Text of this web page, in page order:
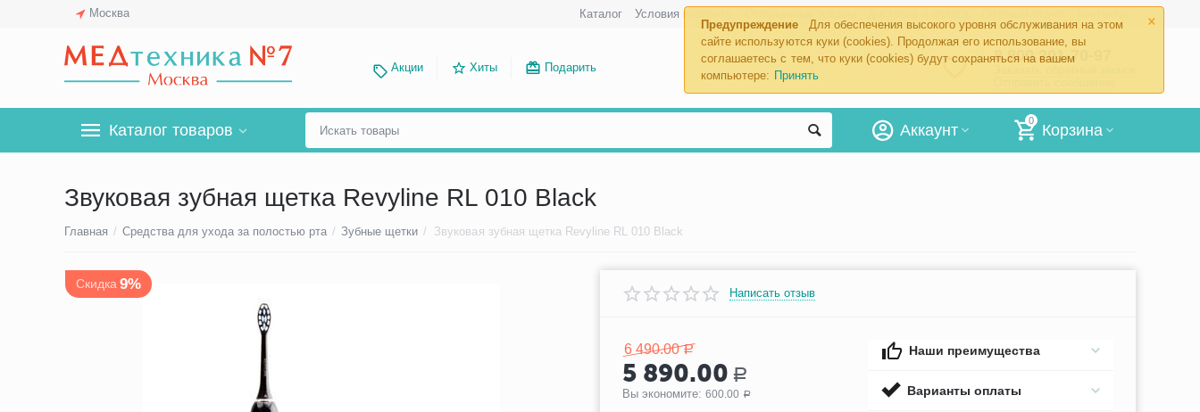
×
Предупреждение
Для обеспечения высокого уровня обслуживания на этом
сайте используются куки (cookies). Продолжая его использование, вы
соглашаетесь с тем, что куки (cookies) будут сохраняться на вашем
компьютере: Принять
Москва Каталог Условия возврата
Акции Хиты Подарить
8 800 201-70-97
Каталог товаров
0
Корзина
Аккаунт
Звуковая зубная щетка Revyline RL 010 Black
Главная / Средства для ухода за полостью рта / Зубные щетки / Звуковая зубная щетка Revyline RL 010 Black
Скидка 9%
Написать отзыв
6 490.00 Р
5 890.00 Р
Вы экономите: 600.00 Р
Наши преимущества
Варианты оплаты